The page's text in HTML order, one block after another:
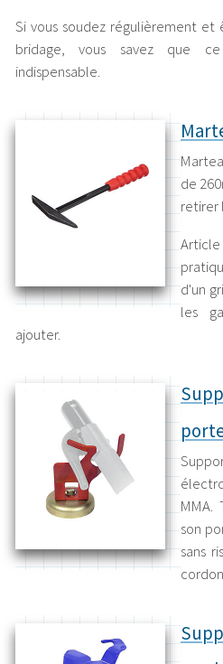
Si vous soudez régulièrement
bridage, vous savez que
indispensable.
de
retirer
d'un
les
ajouter.
MMA.
son
sans